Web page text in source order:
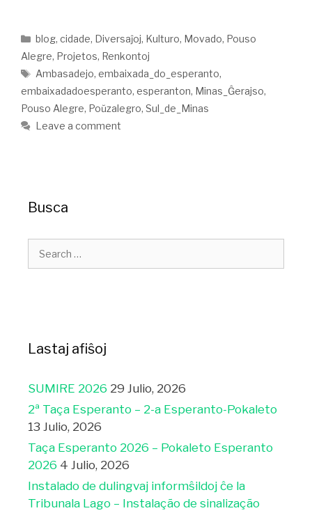
blog, cidade, Diversaĵoj, Kulturo, Movado, Pouso
Alegre, Projetos, Renkontoj
Ambasadejo,embaixada_do_esperanto,
embaixadadoesperanto, esperanton, Minas_Ĝerajso,
Pouso Alegre, Poŭzalegro, Sul_de_Minas
Leave a comment
Busca
Lastaj afiŝoj
SUMIRE 2026 29 Julio, 2026
2ª Taça Esperanto – 2-a Esperanto-Pokaleto
13 Julio, 2026
Taça Esperanto 2026 – Pokaleto Esperanto
2026 4 Julio, 2026
Instalado de dulingvaj informŝildoj ĉe la
Tribunala Lago – Instalação de sinalização